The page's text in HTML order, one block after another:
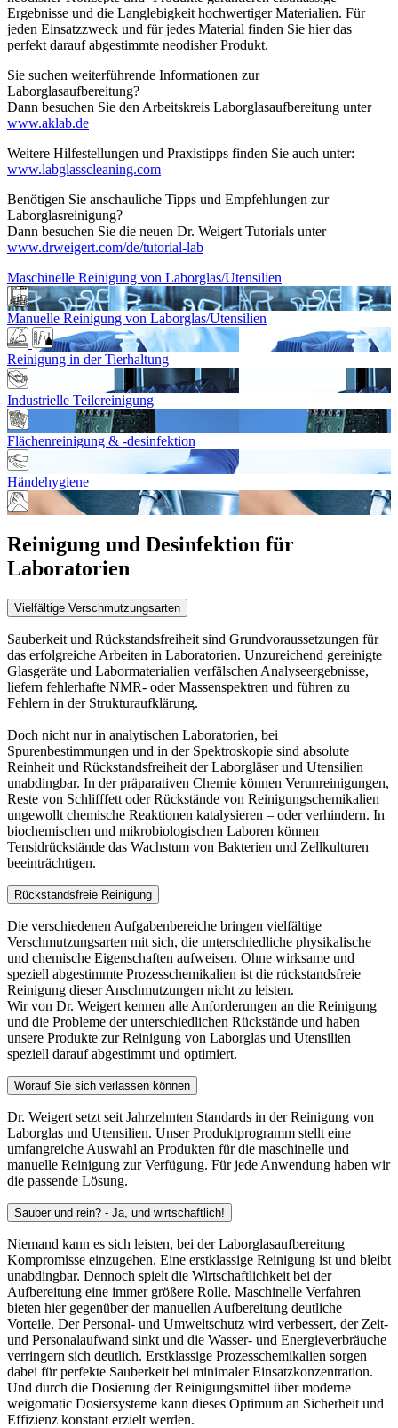
Ergebnisse und die Langlebigkeit hochwertiger Materialien. Für
jeden Einsatzzweck und für jedes Material finden Sie hier das
perfekt darauf abgestimmte neodisher Produkt.
Sie suchen weiterführende Informationen zur
Laborglasaufbereitung?
Dann besuchen Sie den Arbeitskreis Laborglasaufbereitung unter
www.aklab.de
Weitere Hilfestellungen und Praxistipps finden Sie auch unter:
www.labglasscleaning.com
Benötigen Sie anschauliche Tipps und Empfehlungen zur
Laborglasreinigung?
Dann besuchen Sie die neuen Dr. Weigert Tutorials unter
www.drweigert.com/de/tutorial-lab
Maschinelle Reinigung von Laborglas/Utensilien
Manuelle Reinigung von Laborglas/Utensilien
Reinigung in der Tierhaltung
Industrielle Teilereinigung
Flächenreinigung & -desinfektion
Händehygiene
Reinigung und Desinfektion für
Laboratorien
Vielfältige Verschmutzungsarten
Sauberkeit und Rückstandsfreiheit sind Grundvoraussetzungen für
das erfolgreiche Arbeiten in Laboratorien. Unzureichend gereinigte
Glasgeräte und Labormaterialien verfälschen Analyseergebnisse,
liefern fehlerhafte NMR- oder Massenspektren und führen zu
Fehlern in der Strukturaufklärung.
Doch nicht nur in analytischen Laboratorien, bei
Spurenbestimmungen und in der Spektroskopie sind absolute
Reinheit und Rückstandsfreiheit der Laborgläser und Utensilien
unabdingbar. In der präparativen Chemie können Verunreinigungen,
Reste von Schlifffett oder Rückstände von Reinigungschemikalien
ungewollt chemische Reaktionen katalysieren – oder verhindern. In
biochemischen und mikrobiologischen Laboren können
Tensidrückstände das Wachstum von Bakterien und Zellkulturen
beeinträchtigen.
Rückstandsfreie Reinigung
Die verschiedenen Aufgabenbereiche bringen vielfältige
Verschmutzungsarten mit sich, die unterschiedliche physikalische
und chemische Eigenschaften aufweisen. Ohne wirksame und
speziell abgestimmte Prozesschemikalien ist die rückstandsfreie
Reinigung dieser Anschmutzungen nicht zu leisten.
Wir von Dr. Weigert kennen alle Anforderungen an die Reinigung
und die Probleme der unterschiedlichen Rückstände und haben
unsere Produkte zur Reinigung von Laborglas und Utensilien
speziell darauf abgestimmt und optimiert.
Worauf Sie sich verlassen können
Dr. Weigert setzt seit Jahrzehnten Standards in der Reinigung von
Laborglas und Utensilien. Unser Produktprogramm stellt eine
umfangreiche Auswahl an Produkten für die maschinelle und
manuelle Reinigung zur Verfügung. Für jede Anwendung haben wir
die passende Lösung.
Sauber und rein? - Ja, und wirtschaftlich!
Niemand kann es sich leisten, bei der Laborglasaufbereitung
Kompromisse einzugehen. Eine erstklassige Reinigung ist und bleibt
unabdingbar. Dennoch spielt die Wirtschaftlichkeit bei der
Aufbereitung eine immer größere Rolle. Maschinelle Verfahren
bieten hier gegenüber der manuellen Aufbereitung deutliche
Vorteile. Der Personal- und Umweltschutz wird verbessert, der Zeit-
und Personalaufwand sinkt und die Wasser- und Energieverbräuche
verringern sich deutlich. Erstklassige Prozesschemikalien sorgen
dabei für perfekte Sauberkeit bei minimaler Einsatzkonzentration.
Und durch die Dosierung der Reinigungsmittel über moderne
weigomatic Dosiersysteme kann dieses Optimum an Sicherheit und
Effizienz konstant erzielt werden.